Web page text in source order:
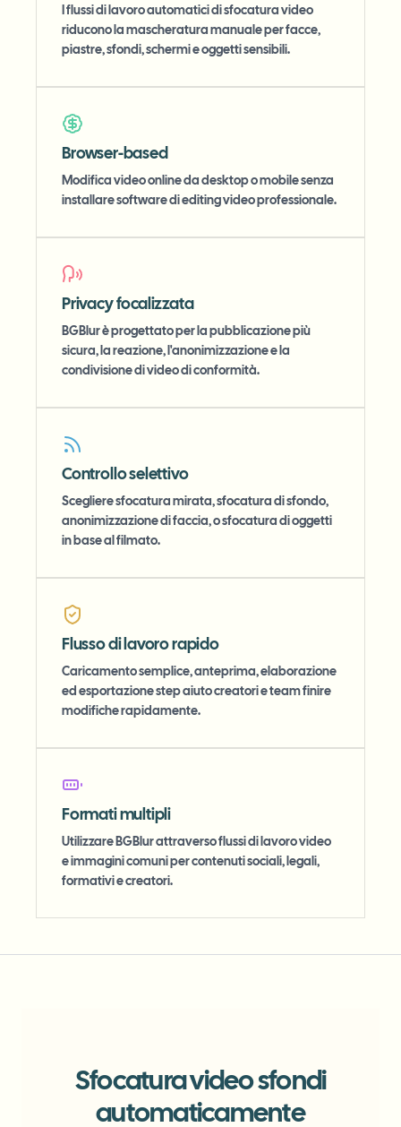
I flussi di lavoro automatici di sfocatura video
riducono la mascheratura manuale per facce,
piastre, sfondi, schermi e oggetti sensibili.
Browser-based
Modifica video online da desktop o mobile senza
installare software di editing video professionale.
Privacy focalizzata
BGBlur è progettato per la pubblicazione più
sicura, la reazione, l'anonimizzazione e la
condivisione di video di conformità.
Controllo selettivo
Scegliere sfocatura mirata, sfocatura di sfondo,
anonimizzazione di faccia, o sfocatura di oggetti
in base al filmato.
Flusso di lavoro rapido
Caricamento semplice, anteprima, elaborazione
ed esportazione step aiuto creatori e team finire
modifiche rapidamente.
Formati multipli
Utilizzare BGBlur attraverso flussi di lavoro video
e immagini comuni per contenuti sociali, legali,
formativi e creatori.
Sfocatura video sfondi
automaticamente